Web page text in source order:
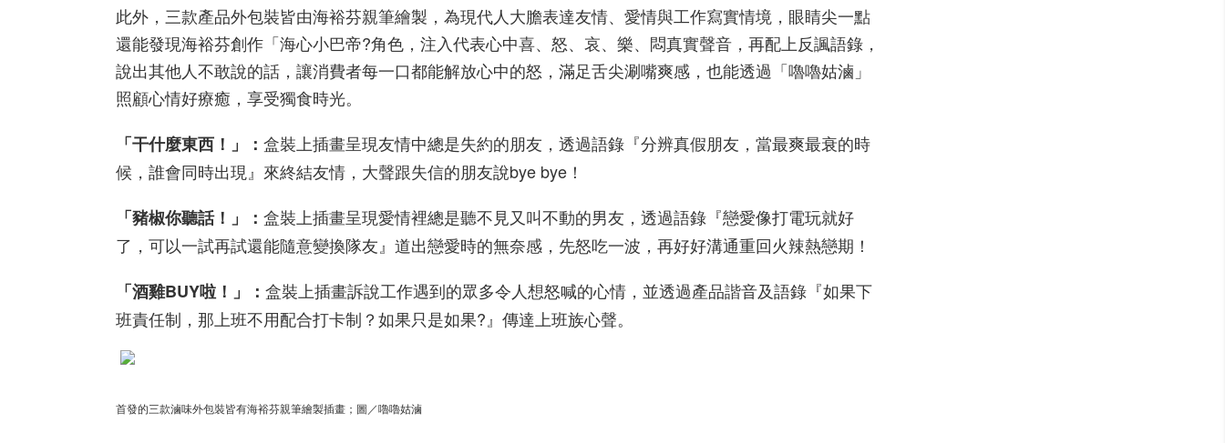
此外，三款產品外包裝皆由海裕芬親筆繪製，為現代人大膽表達友情、愛情與工作寫實情境，眼睛尖一點
還能發現海裕芬創作「海心小巴帝?角色，注入代表心中喜、怒、哀、樂、悶真實聲音，再配上反諷語錄，
說出其他人不敢說的話，讓消費者每一口都能解放心中的怒，滿足舌尖涮嘴爽感，也能透過「嚕嚕姑滷」
照顧心情好療癒，享受獨食時光。
「干什麼東西！」： 盒裝上插畫呈現友情中總是失約的朋友，透過語錄『分辨真假朋友，當最爽最衰的時
候，誰會同時出現』來終結友情，大聲跟失信的朋友說bye bye！
「豬椒你聽話！」： 盒裝上插畫呈現愛情裡總是聽不見又叫不動的男友，透過語錄『戀愛像打電玩就好
了，可以一試再試還能隨意變換隊友』道出戀愛時的無奈感，先怒吃一波，再好好溝通重回火辣熱戀期！
「酒雞BUY啦！」： 盒裝上插畫訴說工作遇到的眾多令人想怒喊的心情，並透過產品諧音及語錄『如果下
班責任制，那上班不用配合打卡制？如果只是如果?』傳達上班族心聲。
首發的三款滷味外包裝皆有海裕芬親筆繪製插畫；圖／嚕嚕姑滷